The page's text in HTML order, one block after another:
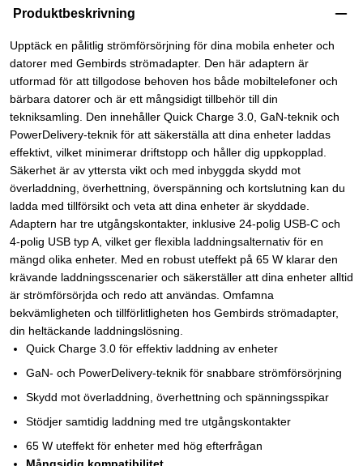
Produktbeskrivning
Upptäck en pålitlig strömförsörjning för dina mobila enheter och
datorer med Gembirds strömadapter. Den här adaptern är
utformad för att tillgodose behoven hos både mobiltelefoner och
bärbara datorer och är ett mångsidigt tillbehör till din
tekniksamling. Den innehåller Quick Charge 3.0, GaN-teknik och
PowerDelivery-teknik för att säkerställa att dina enheter laddas
effektivt, vilket minimerar driftstopp och håller dig uppkopplad.
Säkerhet är av yttersta vikt och med inbyggda skydd mot
överladdning, överhettning, överspänning och kortslutning kan du
ladda med tillförsikt och veta att dina enheter är skyddade.
Adaptern har tre utgångskontakter, inklusive 24-polig USB-C och
4-polig USB typ A, vilket ger flexibla laddningsalternativ för en
mängd olika enheter. Med en robust uteffekt på 65 W klarar den
krävande laddningsscenarier och säkerställer att dina enheter alltid
är strömförsörjda och redo att användas. Omfamna
bekvämligheten och tillförlitligheten hos Gembirds strömadapter,
din heltäckande laddningslösning.
Quick Charge 3.0 för effektiv laddning av enheter
GaN- och PowerDelivery-teknik för snabbare strömförsörjning
Skydd mot överladdning, överhettning och spänningsspikar
Stödjer samtidig laddning med tre utgångskontakter
65 W uteffekt för enheter med hög efterfrågan